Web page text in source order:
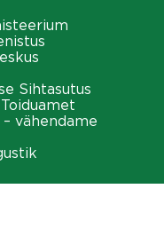
Sihtasutus
vähendame